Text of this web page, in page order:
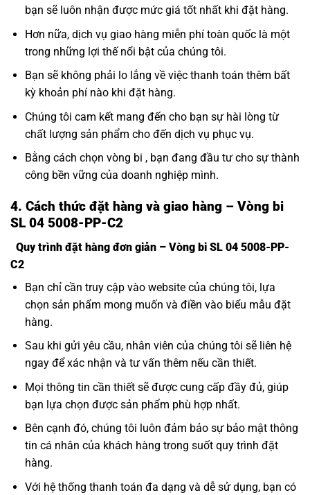
bạn sẽ luôn nhận được mức giá tốt nhất khi đặt hàng.
Hơn nữa, dịch vụ giao hàng miễn phí toàn quốc là một
trong những lợi thế nổi bật của chúng tôi.
Bạn sẽ không phải lo lắng về việc thanh toán thêm bất
kỳ khoản phí nào khi đặt hàng.
Chúng tôi cam kết mang đến cho bạn sự hài lòng từ
chất lượng sản phẩm cho đến dịch vụ phục vụ.
Bằng cách chọn vòng bi , bạn đang đầu tư cho sự thành
công bền vững của doanh nghiệp mình.
4. Cách thức đặt hàng và giao hàng – Vòng bi
SL 04 5008-PP-C2
Quy trình đặt hàng đơn giản – Vòng bi SL 04 5008-PP-
C2
Bạn chỉ cần truy cập vào website của chúng tôi, lựa
chọn sản phẩm mong muốn và điền vào biểu mẫu đặt
hàng.
Sau khi gửi yêu cầu, nhân viên của chúng tôi sẽ liên hệ
ngay để xác nhận và tư vấn thêm nếu cần thiết.
Mọi thông tin cần thiết sẽ được cung cấp đầy đủ, giúp
bạn lựa chọn được sản phẩm phù hợp nhất.
Bên cạnh đó, chúng tôi luôn đảm bảo sự bảo mật thông
tin cá nhân của khách hàng trong suốt quy trình đặt
hàng.
Với hệ thống thanh toán đa dạng và dễ sử dụng, bạn có